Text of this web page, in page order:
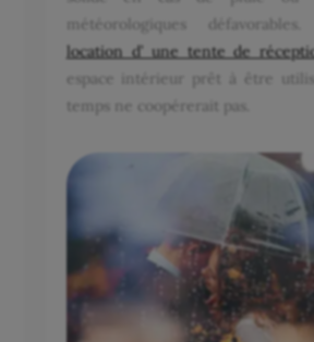
météorologiques
location d’ une tente de
espace intérieur prêt à être
temps ne coopérerait pas.